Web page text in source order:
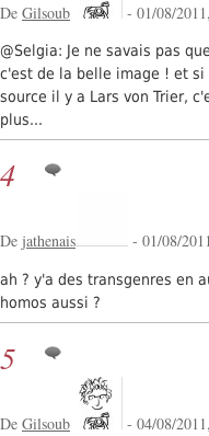
De Gilsoub - 01/08/
@Selgia: Je ne savais pas
c'est de la belle image ! et
source il y a Lars von Trier,
plus...
4
De jathenais - 01/08/
ah ? y'a des transgenres en
homos aussi ?
5
De Gilsoub - 04/08/